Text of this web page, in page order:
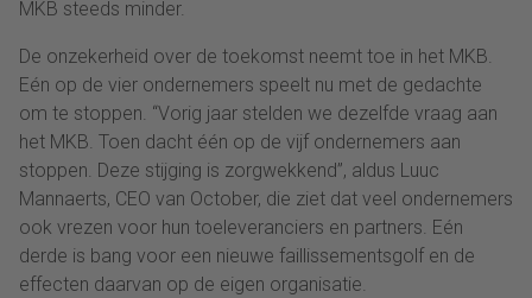
MKB steeds minder.
De onzekerheid over de toekomst neemt toe in het MKB.
Eén op de vier ondernemers speelt nu met de gedachte
om te stoppen. “Vorig jaar stelden we dezelfde vraag aan
het MKB. Toen dacht één op de vijf ondernemers aan
stoppen. Deze stijging is zorgwekkend”, aldus Luuc
Mannaerts, CEO van October, die ziet dat veel ondernemers
ook vrezen voor hun toeleveranciers en partners. Eén
derde is bang voor een nieuwe faillissementsgolf en de
effecten daarvan op de eigen organisatie.